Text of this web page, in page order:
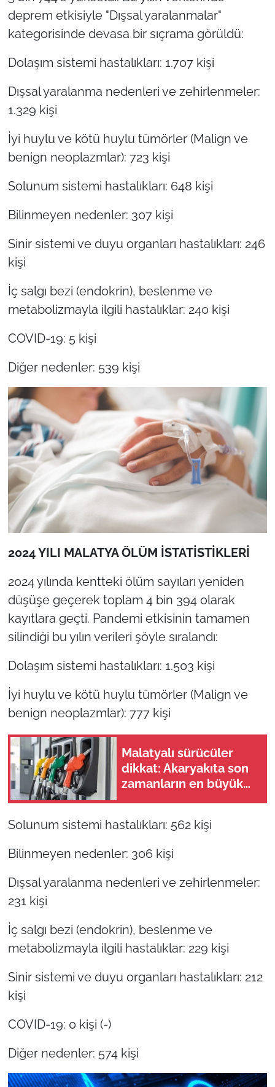
deprem etkisiyle "Dışsal yaralanmalar"
kategorisinde devasa bir sıçrama görüldü:
Dolaşım sistemi hastalıkları: 1.707 kişi
Dışsal yaralanma nedenleri ve zehirlenmeler:
1.329 kişi
İyi huylu ve kötü huylu tümörler (Malign ve
benign neoplazmlar): 723 kişi
Solunum sistemi hastalıkları: 648 kişi
Bilinmeyen nedenler: 307 kişi
Sinir sistemi ve duyu organları hastalıkları: 246
kişi
İç salgı bezi (endokrin), beslenme ve
metabolizmayla ilgili hastalıklar: 240 kişi
COVID-19: 5 kişi
Diğer nedenler: 539 kişi
2024 YILI MALATYA ÖLÜM İSTATİSTİKLERİ
2024 yılında kentteki ölüm sayıları yeniden
düşüşe geçerek toplam 4 bin 394 olarak
kayıtlara geçti. Pandemi etkisinin tamamen
silindiği bu yılın verileri şöyle sıralandı:
Dolaşım sistemi hastalıkları: 1.503 kişi
İyi huylu ve kötü huylu tümörler (Malign ve
benign neoplazmlar): 777 kişi
Malatyalı sürücüler
dikkat: Akaryakıta son
zamanların en büyük
Solunum sistemi hastalıkları: 562 kişi
Bilinmeyen nedenler: 306 kişi
Dışsal yaralanma nedenleri ve zehirlenmeler:
231 kişi
İç salgı bezi (endokrin), beslenme ve
metabolizmayla ilgili hastalıklar: 229 kişi
Sinir sistemi ve duyu organları hastalıkları: 212
kişi
COVID-19: 0 kişi (-)
Diğer nedenler: 574 kişi